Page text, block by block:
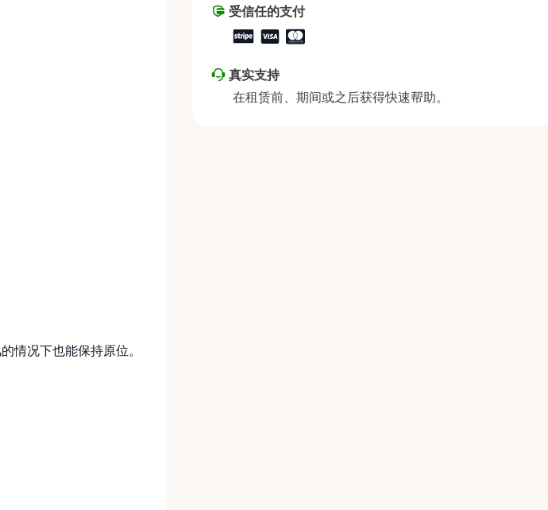
情况下也能保持原位。
受信任的支付
真实支持
在租赁前、期间或之后获得快速帮助。